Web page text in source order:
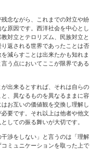
念ながら、これまでの対立や紛
原因です。西洋社会を中心とし
対立とテロリズム、民族対立と
返される世界であったことは否
減らすことは出来たかも知れま
う点においてここが限界である
出来るとすれば、それは自らの
、異なるものを異なるままに容
お互いの価値観を交換し理解し
要です。それ以上は他者や他文
しての振る舞いが大切です。
渉をしない」と言うのは「理解
ミュニケーションを取った上で